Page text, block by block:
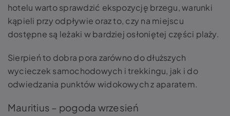
hotelu warto sprawdzić ekspozycję brzegu, warunki
kąpieli przy odpływie oraz to, czy na miejscu
dostępne są leżaki w bardziej osłoniętej części plaży.
Sierpień to dobra pora zarówno do dłuższych
wycieczek samochodowych i trekkingu, jak i do
odwiedzania punktów widokowych z aparatem.
Mauritius – pogoda wrzesień